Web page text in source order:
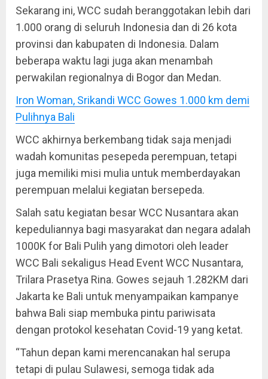
Sekarang ini, WCC sudah beranggotakan lebih dari
1.000 orang di seluruh Indonesia dan di 26 kota
provinsi dan kabupaten di Indonesia. Dalam
beberapa waktu lagi juga akan menambah
perwakilan regionalnya di Bogor dan Medan.
Iron Woman, Srikandi WCC Gowes 1.000 km demi
Pulihnya Bali
WCC akhirnya berkembang tidak saja menjadi
wadah komunitas pesepeda perempuan, tetapi
juga memiliki misi mulia untuk memberdayakan
perempuan melalui kegiatan bersepeda.
Salah satu kegiatan besar WCC Nusantara akan
kepeduliannya bagi masyarakat dan negara adalah
1000K for Bali Pulih yang dimotori oleh leader
WCC Bali sekaligus Head Event WCC Nusantara,
Trilara Prasetya Rina. Gowes sejauh 1.282KM dari
Jakarta ke Bali untuk menyampaikan kampanye
bahwa Bali siap membuka pintu pariwisata
dengan protokol kesehatan Covid-19 yang ketat.
“Tahun depan kami merencanakan hal serupa
tetapi di pulau Sulawesi, semoga tidak ada